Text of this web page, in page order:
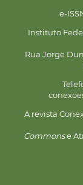
e-
Instituto
Rua Jorge
A revista
Commonse